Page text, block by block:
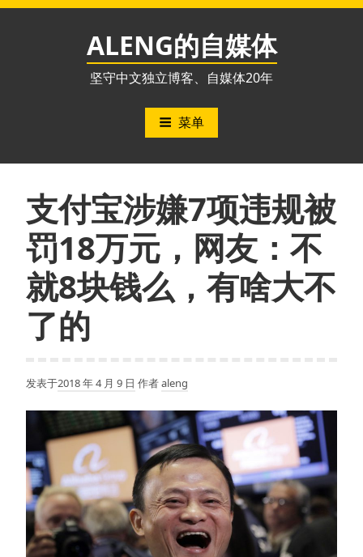
跳
ALENG的自媒体
坚守中文独立博客、自媒体20年
菜单
支付宝涉嫌7项违规被
罚18万元，网友：不
就8块钱么，有啥大不
了的
发表于2018 年 4 月 9 日 作者aleng